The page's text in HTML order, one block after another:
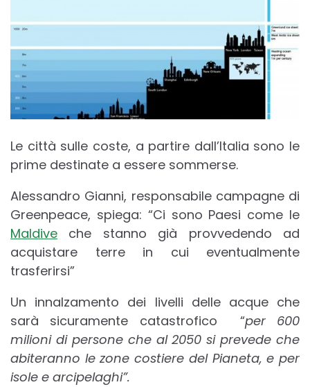
Le città sulle coste, a partire dall’Italia sono le
prime destinate a essere sommerse.
Alessandro Gianni, responsabile campagne di
Greenpeace, spiega: “Ci sono Paesi come le
Maldive che stanno già provvedendo ad
acquistare terre in cui eventualmente
trasferirsi”
Un innalzamento dei livelli delle acque che
sarà sicuramente catastrofico “per 600
milioni di persone che al 2050 si prevede che
abiteranno le zone costiere del Pianeta, e per
isole e arcipelaghi”.